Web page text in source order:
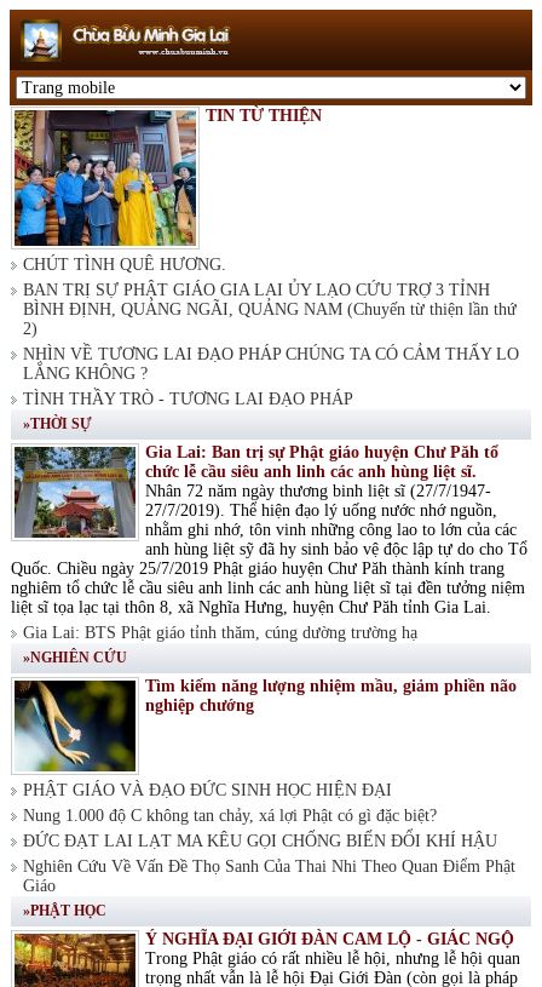
TIN TỪ THIỆN
CHÚT TÌNH QUÊ HƯƠNG.
BAN TRỊ SỰ PHẬT GIÁO GIA LAI ỦY LẠO CỨU TRỢ 3 TỈNH
BÌNH ĐỊNH, QUẢNG NGÃI, QUẢNG NAM (Chuyến từ thiện lần thứ
2)
NHÌN VỀ TƯƠNG LAI ĐẠO PHÁP CHÚNG TA CÓ CẢM THẤY LO
LẮNG KHÔNG ?
TÌNH THẦY TRÒ - TƯƠNG LAI ĐẠO PHÁP
»THỜI SỰ
Gia Lai: Ban trị sự Phật giáo huyện Chư Păh tổ
chức lễ cầu siêu anh linh các anh hùng liệt sĩ.
Nhân 72 năm ngày thương binh liệt sĩ (27/7/1947-
27/7/2019). Thể hiện đạo lý uống nước nhớ nguồn,
nhằm ghi nhớ, tôn vinh những công lao to lớn của các
anh hùng liệt sỹ đã hy sinh bảo vệ độc lập tự do cho Tổ
Quốc. Chiều ngày 25/7/2019 Phật giáo huyện Chư Păh thành kính trang
nghiêm tổ chức lễ cầu siêu anh linh các anh hùng liệt sĩ tại đền tưởng niệm
liệt sĩ tọa lạc tại thôn 8, xã Nghĩa Hưng, huyện Chư Păh tỉnh Gia Lai.
Gia Lai: BTS Phật giáo tỉnh thăm, cúng dường trường hạ
»NGHIÊN CỨU
Tìm kiếm năng lượng nhiệm mầu, giảm phiền não
nghiệp chướng
PHẬT GIÁO VÀ ĐẠO ĐỨC SINH HỌC HIỆN ĐẠI
Nung 1.000 độ C không tan chảy, xá lợi Phật có gì đặc biệt?
ĐỨC ĐẠT LAI LẠT MA KÊU GỌI CHỐNG BIẾN ĐỔI KHÍ HẬU
Nghiên Cứu Về Vấn Đề Thọ Sanh Của Thai Nhi Theo Quan Điểm Phật
Giáo
»PHẬT HỌC
Ý NGHĨA ĐẠI GIỚI ĐÀN CAM LỘ - GIÁC NGỘ
Trong Phật giáo có rất nhiều lễ hội, nhưng lễ hội quan
trọng nhất vẫn là lễ hội Đại Giới Đàn (còn gọi là pháp